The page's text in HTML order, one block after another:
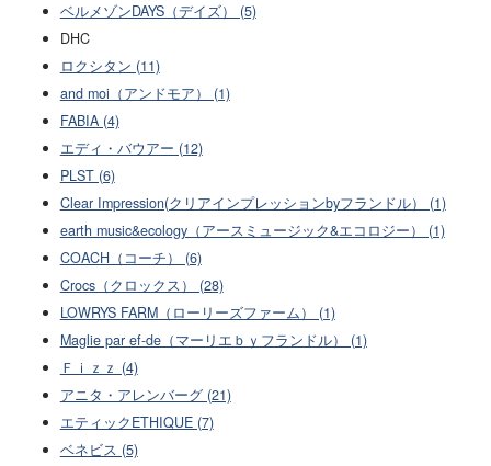
ベルメゾンDAYS（デイズ） (5)
DHC
ロクシタン (11)
and moi（アンドモア） (1)
FABIA (4)
エディ・バウアー (12)
PLST (6)
Clear Impression(クリアインプレッションbyフランドル） (1)
earth music&ecology（アースミュージック&エコロジー） (1)
COACH（コーチ） (6)
Crocs（クロックス） (28)
LOWRYS FARM（ローリーズファーム） (1)
Maglie par ef-de（マーリエｂｙフランドル） (1)
Ｆｉｚｚ (4)
アニタ・アレンバーグ (21)
エティックETHIQUE (7)
ベネビス (5)